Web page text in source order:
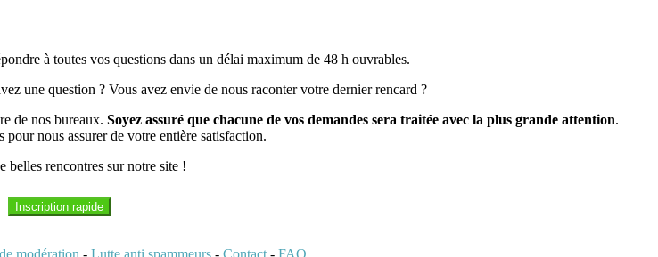
à toutes vos questions dans un délai maximum de 48 h ouvrables.
une question ? Vous avez envie de nous raconter votre dernier rencard ?
de nos bureaux. Soyez assuré que chacune de vos demandes sera traitée avec la plus grande attention.
nous assurer de votre entière satisfaction.
belles rencontres sur notre site !
Inscription rapide
modération - Lutte anti spammeurs - Contact - FAQ